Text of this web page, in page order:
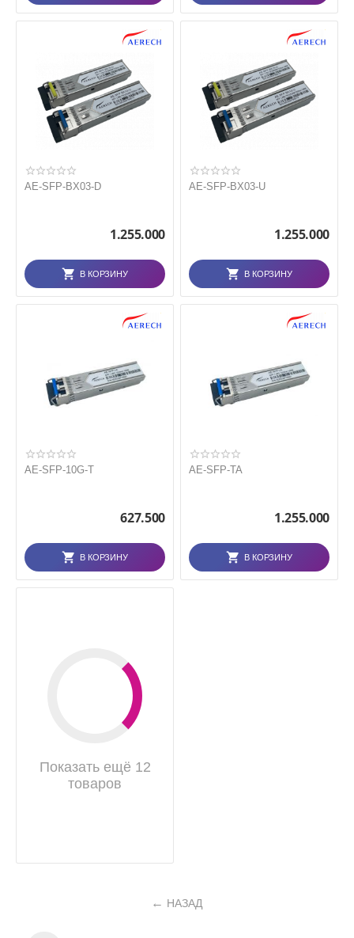
AE-SFP-BX03-D
1.255.000
В КОРЗИНУ
AE-SFP-BX03-U
1.255.000
В КОРЗИНУ
AE-SFP-10G-T
627.500
В КОРЗИНУ
AE-SFP-TA
1.255.000
В КОРЗИНУ
Показать ещё 12
товаров
НАЗАД